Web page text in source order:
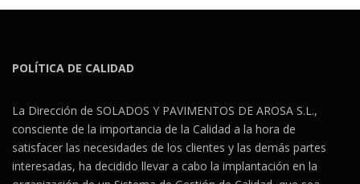
POLÍTICA DE CALIDAD
La Dirección de SOLADOS Y PAVIMENTOS DE AROSA S.L.,
consciente de la importancia de la Calidad a la hora de
satisfacer las necesidades de los clientes y las demás partes
interesadas, ha decidido llevar a cabo la implantación en la